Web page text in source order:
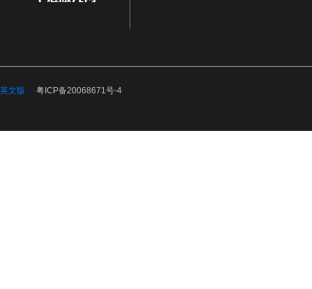
英文版 粤ICP备20068671号-4